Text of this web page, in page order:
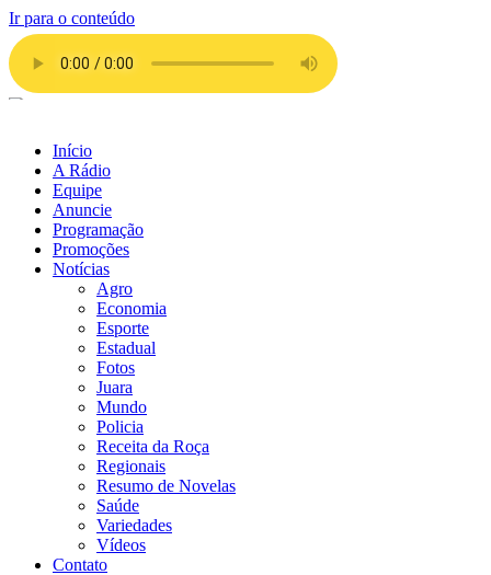
Ir para o conteúdo
Início
A Rádio
Equipe
Anuncie
Programação
Promoções
Notícias
Agro
Economia
Esporte
Estadual
Fotos
Juara
Mundo
Policia
Receita da Roça
Regionais
Resumo de Novelas
Saúde
Variedades
Vídeos
Contato